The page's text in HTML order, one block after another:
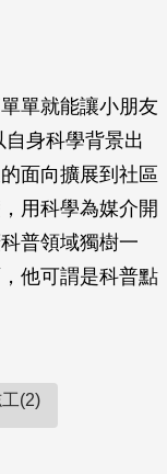
單就能讓小朋友
身科學背景出
面向擴展到社區
用科學為媒介開
普領域獨樹一
他可謂是科普點
(2)